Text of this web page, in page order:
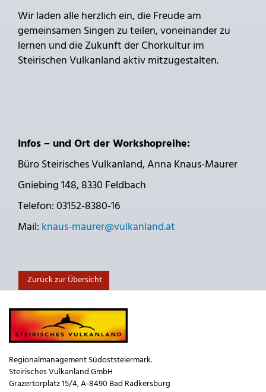
Wir laden alle herzlich ein, die Freude am
gemeinsamen Singen zu teilen, voneinander zu
lernen und die Zukunft der Chorkultur im
Steirischen Vulkanland aktiv mitzugestalten.
Infos – und Ort der Workshopreihe:
Büro Steirisches Vulkanland, Anna Knaus-Maurer
Gniebing 148, 8330 Feldbach
Telefon: 03152-8380-16
Mail: knaus-maurer@vulkanland.at
Zurück zur Übersicht
Regionalmanagement Südoststeiermark.
Steirisches Vulkanland GmbH
Grazertorplatz 15/4, A-8490 Bad Radkersburg